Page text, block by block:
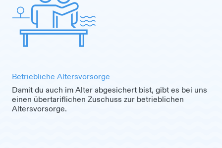
Betriebliche Altersvorsorge
Damit du auch im Alter abgesichert bist, gibt es bei uns
einen übertariflichen Zuschuss zur betrieblichen
Altersvorsorge.